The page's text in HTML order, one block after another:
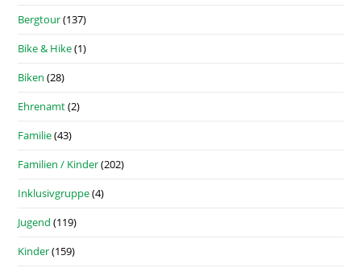
Bergtour(137)
Bike & Hike(1)
Biken (28)
Ehrenamt(2)
Familie(43)
Familien / Kinder(202)
Inklusivgruppe(4)
Jugend (119)
Kinder(159)